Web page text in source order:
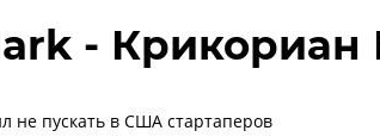
-
не пускать в США стартаперов